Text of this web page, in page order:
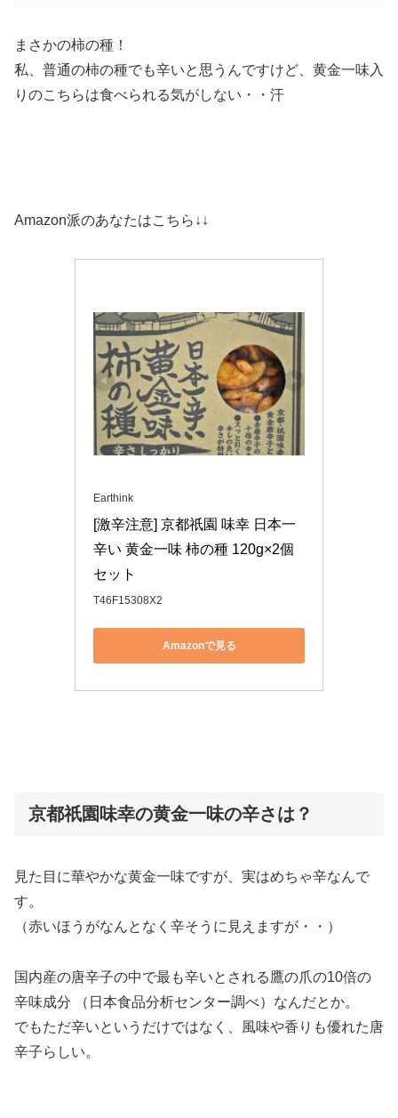
まさかの柿の種！
私、普通の柿の種でも辛いと思うんですけど、黄金一味入
りのこちらは食べられる気がしない・・汗
Amazon派のあなたはこちら↓↓
Earthink
[激辛注意] 京都祇園 味幸 日本一
辛い 黄金一味 柿の種 120g×2個
セット
T46F15308X2
Amazonで見る
京都祇園味幸の黄金一味の辛さは？
見た目に華やかな黄金一味ですが、実はめちゃ辛なんで
す。
（赤いほうがなんとなく辛そうに見えますが・・）
国内産の唐辛子の中で最も辛いとされる鷹の爪の10倍の
辛味成分 （日本食品分析センター調べ）なんだとか。
でもただ辛いというだけではなく、風味や香りも優れた唐
辛子らしい。